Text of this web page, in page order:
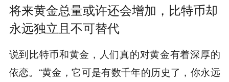
将来黄金总量或许还会增加，比特币却
永远独立且不可替代
说到比特币和黄金，人们真的对黄金有着深厚的
依恋。“黄金，它可是有数千年的历史了，你永远